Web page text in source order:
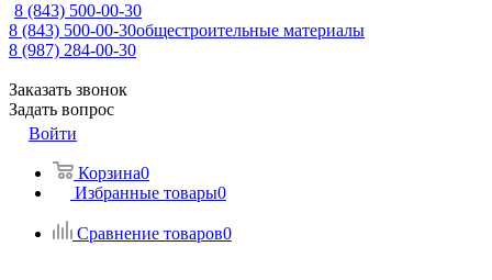
8 (843) 500-00-30
8 (843) 500-00-30общестроительные материалы
8 (987) 284-00-30
Заказать звонок
Задать вопрос
Войти
Корзина0
Избранные товары0
Сравнение товаров0